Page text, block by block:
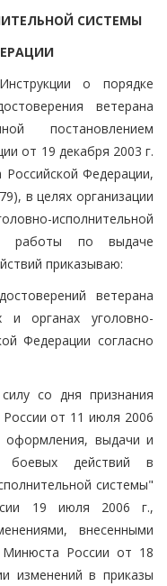
СИСТЕМЫ
о порядке
ветерана
постановлением
от 19 декабря 2003 г.
Федерации,
в целях организации
исполнительной
работы по выдаче
приказываю:
ветерана
и органах уголовно-
Федерации согласно
со дня признания
от 11 июля 2006
выдачи и
боевых действий в
системы"
19 июля 2006 г.,
внесенными
России от 18
изменений в приказы